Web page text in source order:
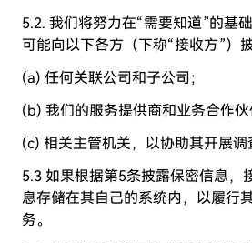
5.2. 我们将努力在“需要知道”的基
可能向以下各方（下称“接收方”）
(a) 任何关联公司和子公司；
(b) 我们的服务提供商和业务合作
(c) 相关主管机关，以协助其开展调
5.3 如果根据第5条披露保密信息，
息存储在其自己的系统内，以履行
务。